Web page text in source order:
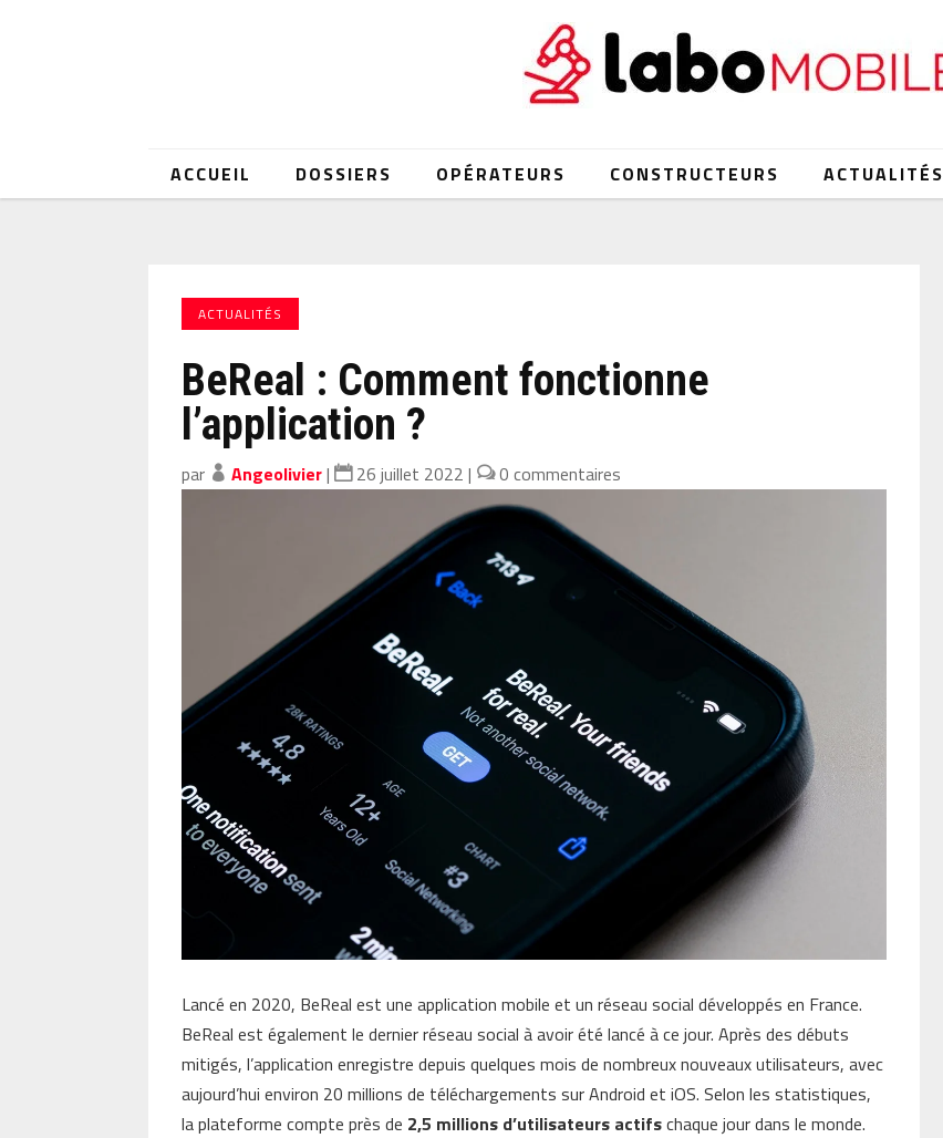
ACCUEIL DOSSIERS OPÉRATEURS CONSTRUCTEURS ACTUALITÉS
ACTUALITÉS
BeReal : Comment fonctionne
l’application ?
par Angeolivier| 26 juillet 2022 | 0 commentaires
Lancé en 2020, BeReal est une application mobile et un réseau social développés en France.
BeReal est également le dernier réseau social à avoir été lancé à ce jour. Après des débuts
mitigés, l’application enregistre depuis quelques mois de nombreux nouveaux utilisateurs, avec
aujourd’hui environ 20 millions de téléchargements sur Android et iOS. Selon les statistiques,
la plateforme compte près de 2,5 millions d’utilisateurs actifschaque jour dans le monde.